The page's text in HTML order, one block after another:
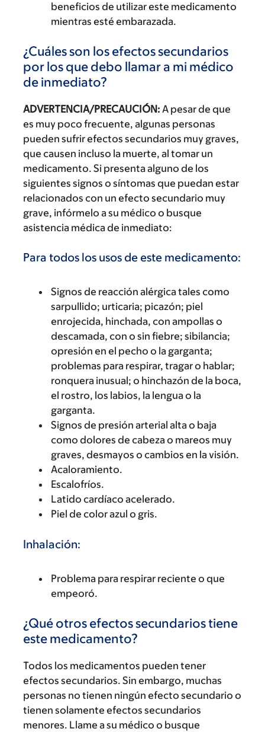
beneficios de utilizar este medicamento
mientras esté embarazada.
¿Cuáles son los efectos secundarios
por los que debo llamar a mi médico
de inmediato?
ADVERTENCIA/PRECAUCIÓN: A pesar de que
es muy poco frecuente, algunas personas
pueden sufrir efectos secundarios muy graves,
que causen incluso la muerte, al tomar un
medicamento. Si presenta alguno de los
siguientes signos o síntomas que puedan estar
relacionados con un efecto secundario muy
grave, infórmelo a su médico o busque
asistencia médica de inmediato:
Para todos los usos de este medicamento:
Signos de reacción alérgica tales como
sarpullido; urticaria; picazón; piel
enrojecida, hinchada, con ampollas o
descamada, con o sin fiebre; sibilancia;
opresión en el pecho o la garganta;
problemas para respirar, tragar o hablar;
ronquera inusual; o hinchazón de la boca,
el rostro, los labios, la lengua o la
garganta.
Signos de presión arterial alta o baja
como dolores de cabeza o mareos muy
graves, desmayos o cambios en la visión.
Acaloramiento.
Escalofríos.
Latido cardíaco acelerado.
Piel de color azul o gris.
Inhalación:
Problema para respirar reciente o que
empeoró.
¿Qué otros efectos secundarios tiene
este medicamento?
Todos los medicamentos pueden tener
efectos secundarios. Sin embargo, muchas
personas no tienen ningún efecto secundario o
tienen solamente efectos secundarios
menores. Llame a su médico o busque